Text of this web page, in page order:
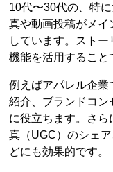
10代〜30代の、特
真や動画投稿がメイ
しています。スト
機能を活用すること
例えばアパレル企
紹介、ブランドコ
に役立ちます。さ
真（UGC）のシェ
どにも効果的です。